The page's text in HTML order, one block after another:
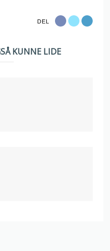
DEL
KUNNE LIDE